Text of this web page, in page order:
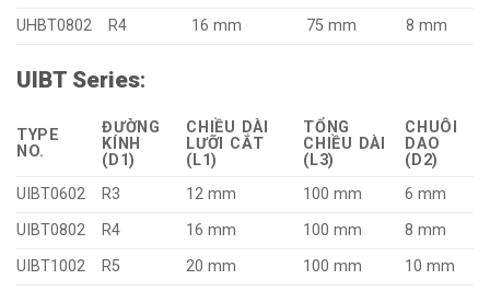
UHBT0802
R4 16 mm 75 mm 8 mm
UIBT Series:
TYPE
NO.
ĐƯỜNG
KÍNH
(D1)
CHIỀU DÀI
LƯỠI CẮT
(L1)
TỔNG
CHIỀU DÀI
(L3)
CHUÔI
DAO
(D2)
UIBT0602
R3 12 mm 100 mm
6 mm
UIBT0802
R4 16 mm 100 mm
8 mm
UIBT1002
R5 20 mm 100 mm
10 mm